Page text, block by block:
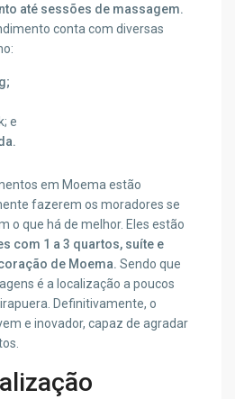
até sessões de massagem.
conta com diversas
e
em Moema estão
fazerem os moradores se
o que há de melhor. Eles estão
com 1 a 3 quartos, suíte e
de Moema. Sendo que
é a localização a poucos
Definitivamente, o
e inovador, capaz de agradar